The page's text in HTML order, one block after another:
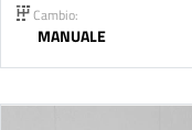
Cambio:
MANUALE